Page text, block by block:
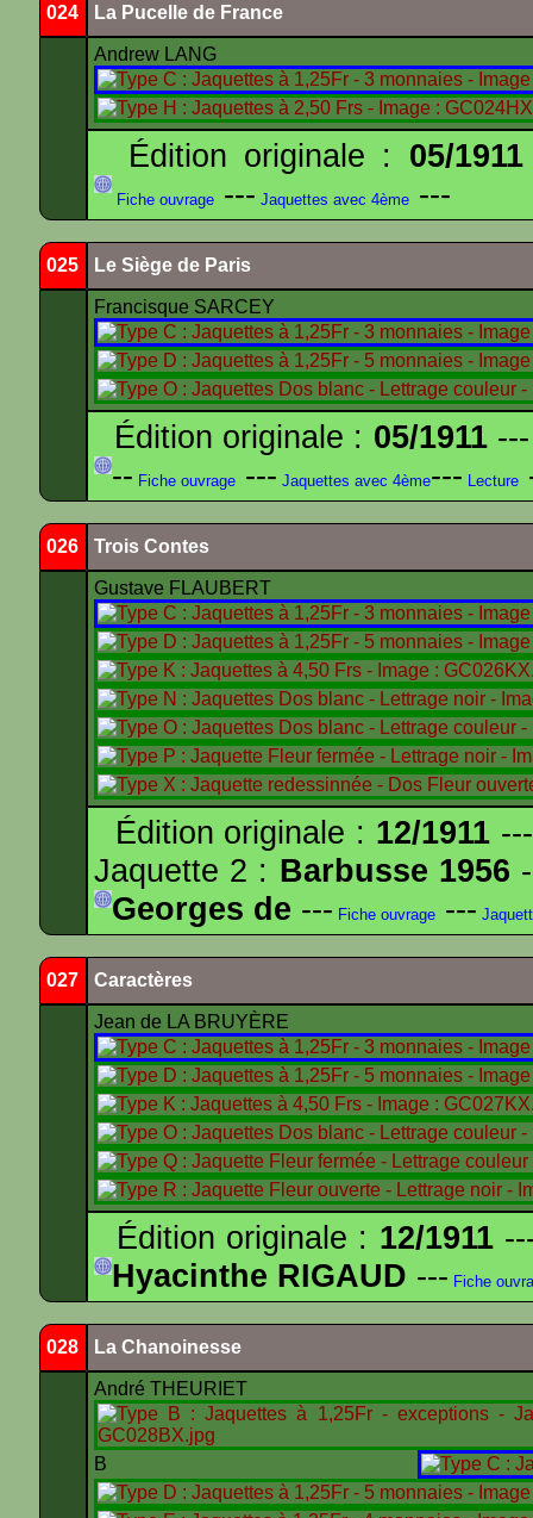
024 La Pucelle de France
Andrew LANG
Édition originale : 05/1911
Fiche ouvrage --- Jaquettes avec 4ème ---
025 Le Siège de Paris
Francisque SARCEY
Édition originale : 05/1911---
-- Fiche ouvrage --- Jaquettes avec 4ème--- Lecture
026 Trois Contes
Gustave FLAUBERT
Édition originale : 12/1911
Jaquette 2 : Barbusse 1956
Georges de --- Fiche ouvrage ---
027 Caractères
Jean de LA BRUYÈRE
Édition originale : 12/1911
Hyacinthe RIGAUD --- Fiche
028 La Chanoinesse
André THEURIET
B